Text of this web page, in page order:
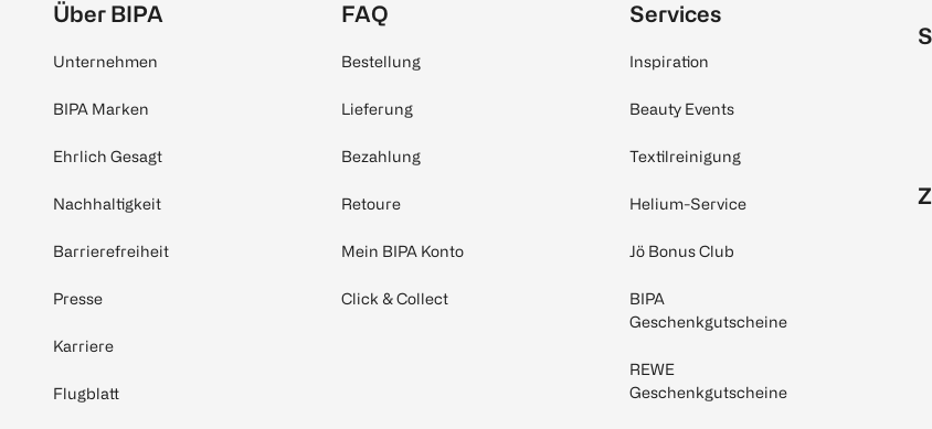
Über BIPA
Unternehmen
BIPA Marken
Ehrlich Gesagt
Nachhaltigkeit
Barrierefreiheit
Presse
Karriere
Flugblatt
FAQ
Bestellung
Lieferung
Bezahlung
Retoure
Mein BIPA Konto
Click & Collect
Services
Inspiration
Beauty Events
Textilreinigung
Helium-Service
Jö Bonus Club
BIPA
Geschenkgutscheine
REWE
Geschenkgutscheine